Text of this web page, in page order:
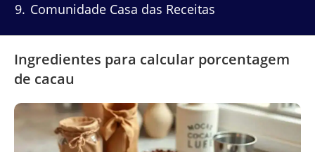
9 Comunidade Casa das Receitas
Ingredientes para calcular porcentagem
de cacau